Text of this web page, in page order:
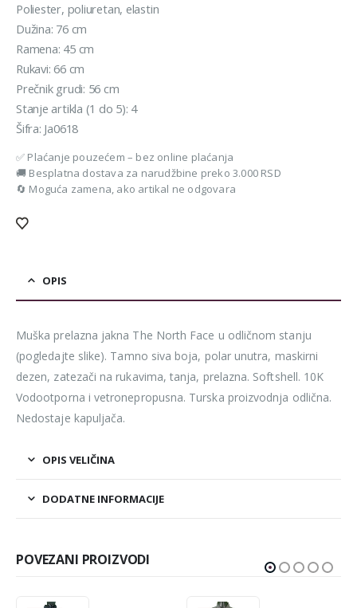
Poliester, poliuretan, elastin
Dužina: 76 cm
Ramena: 45 cm
Rukavi: 66 cm
Prečnik grudi: 56 cm
Stanje artikla (1 do 5): 4
Šifra: Ja0618
✅ Plaćanje pouzećem – bez online plaćanja
🚚 Besplatna dostava za narudžbine preko 3.000 RSD
🔄 Moguća zamena, ako artikal ne odgovara
OPIS
Muška prelazna jakna The North Face u odličnom stanju
(pogledajte slike). Tamno siva boja, polar unutra, maskirni
dezen, zatezači na rukavima, tanja, prelazna. Softshell. 10K
Vodootporna i vetronepropusna. Turska proizvodnja odlična.
Nedostaje kapuljača.
OPIS VELIČINA
DODATNE INFORMACIJE
POVEZANI PROIZVODI